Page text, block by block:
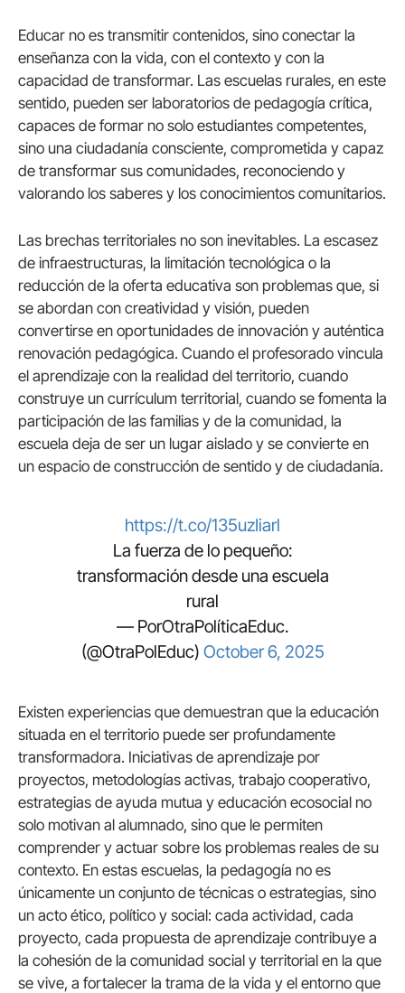
Educar no es transmitir contenidos, sino conectar la
enseñanza con la vida, con el contexto y con la
capacidad de transformar. Las escuelas rurales, en este
sentido, pueden ser laboratorios de pedagogía crítica,
capaces de formar no solo estudiantes competentes,
sino una ciudadanía consciente, comprometida y capaz
de transformar sus comunidades, reconociendo y
valorando los saberes y los conocimientos comunitarios.
Las brechas territoriales no son inevitables. La escasez
de infraestructuras, la limitación tecnológica o la
reducción de la oferta educativa son problemas que, si
se abordan con creatividad y visión, pueden
convertirse en oportunidades de innovación y auténtica
renovación pedagógica. Cuando el profesorado vincula
el aprendizaje con la realidad del territorio, cuando
construye un currículum territorial, cuando se fomenta la
participación de las familias y de la comunidad, la
escuela deja de ser un lugar aislado y se convierte en
un espacio de construcción de sentido y de ciudadanía.
https://t.co/135uzIiarl
La fuerza de lo pequeño:
transformación desde una escuela
rural
— PorOtraPolíticaEduc.
(@OtraPolEduc) October 6, 2025
Existen experiencias que demuestran que la educación
situada en el territorio puede ser profundamente
transformadora. Iniciativas de aprendizaje por
proyectos, metodologías activas, trabajo cooperativo,
estrategias de ayuda mutua y educación ecosocial no
solo motivan al alumnado, sino que le permiten
comprender y actuar sobre los problemas reales de su
contexto. En estas escuelas, la pedagogía no es
únicamente un conjunto de técnicas o estrategias, sino
un acto ético, político y social: cada actividad, cada
proyecto, cada propuesta de aprendizaje contribuye a
la cohesión de la comunidad social y territorial en la que
se vive, a fortalecer la trama de la vida y el entorno que